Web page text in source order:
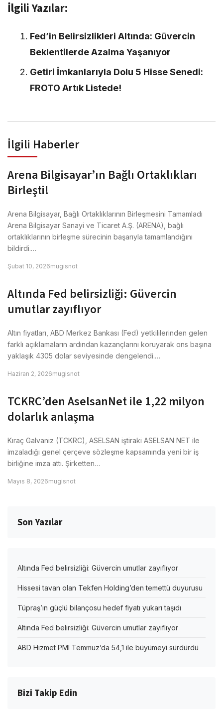
İlgili Yazılar:
Fed’in Belirsizlikleri Altında: Güvercin
Beklentilerde Azalma Yaşanıyor
Getiri İmkanlarıyla Dolu 5 Hisse Senedi:
FROTO Artık Listede!
İlgili Haberler
Arena Bilgisayar’ın Bağlı Ortaklıkları
Birleşti!
Arena Bilgisayar, Bağlı Ortaklıklarının Birleşmesini Tamamladı
Arena Bilgisayar Sanayi ve Ticaret A.Ş. (ARENA), bağlı
ortaklıklarının birleşme sürecinin başarıyla tamamlandığını
bildirdi.…
Şubat 10, 2026mugisnot
Altında Fed belirsizliği: Güvercin
umutlar zayıflıyor
Altın fiyatları, ABD Merkez Bankası (Fed) yetkililerinden gelen
farklı açıklamaların ardından kazançlarını koruyarak ons başına
yaklaşık 4305 dolar seviyesinde dengelendi.…
Haziran 2, 2026mugisnot
TCKRC’den AselsanNet ile 1,22 milyon
dolarlık anlaşma
Kıraç Galvaniz (TCKRC), ASELSAN iştiraki ASELSAN NET ile
imzaladığı genel çerçeve sözleşme kapsamında yeni bir iş
birliğine imza attı. Şirketten…
Mayıs 8, 2026mugisnot
Son Yazılar
Altında Fed belirsizliği: Güvercin umutlar zayıflıyor
Hissesi tavan olan Tekfen Holding’den temettü duyurusu
Tüpraş’ın güçlü bilançosu hedef fiyatı yukarı taşıdı
Altında Fed belirsizliği: Güvercin umutlar zayıflıyor
ABD Hizmet PMI Temmuz’da 54,1 ile büyümeyi sürdürdü
Bizi Takip Edin